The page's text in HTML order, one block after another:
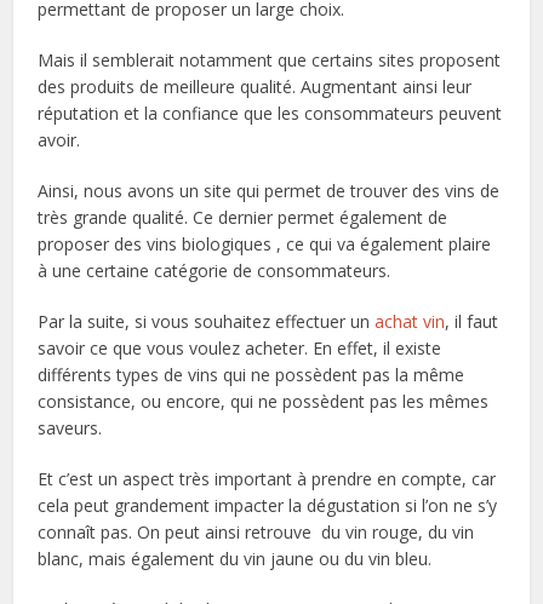
permettant de proposer un large choix.
Mais il semblerait notamment que certains sites proposent
des produits de meilleure qualité. Augmentant ainsi leur
réputation et la confiance que les consommateurs peuvent
avoir.
Ainsi, nous avons un site qui permet de trouver des vins de
très grande qualité. Ce dernier permet également de
proposer des vins biologiques , ce qui va également plaire
à une certaine catégorie de consommateurs.
Par la suite, si vous souhaitez effectuer unachat vin, il faut
savoir ce que vous voulez acheter. En effet, il existe
différents types de vins qui ne possèdent pas la même
consistance, ou encore, qui ne possèdent pas les mêmes
saveurs.
Et c’est un aspect très important à prendre en compte, car
cela peut grandement impacter la dégustation si l’on ne s’y
connaît pas. On peut ainsi retrouve du vin rouge, du vin
blanc, mais également du vin jaune ou du vin bleu.